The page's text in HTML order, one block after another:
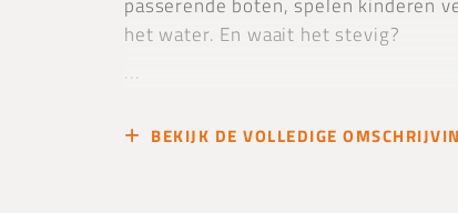
het water. En waait het stevig?
...
BEKIJK DE VOLLEDIGE